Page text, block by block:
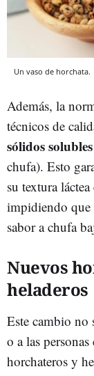
Un vaso de horchata.
Además, la
técnicos de
sólidos solubles
chufa). Esto
su textura
impidiendo que
sabor a chufa
Nuevos
heladeros
Este cambio no
o a las personas
horchateros y